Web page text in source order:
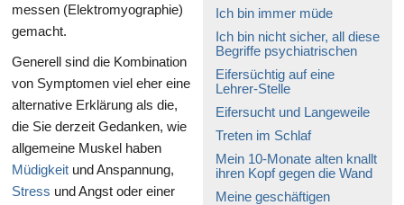
Ich bin immer müde
Ich bin nicht sicher, all diese
Begriffe psychiatrischen
Eifersüchtig auf eine
Lehrer-Stelle
Eifersucht und Langeweile
Treten im Schlaf
Mein 10-Monate alten knallt
ihren Kopf gegen die Wand
Meine geschäftigen
messen (Elektromyographie)
gemacht.
Generell sind die Kombination
von Symptomen viel eher eine
alternative Erklärung als die,
die Sie derzeit Gedanken, wie
allgemeine Muskel haben
Müdigkeit und Anspannung,
Stress und Angst oder einer